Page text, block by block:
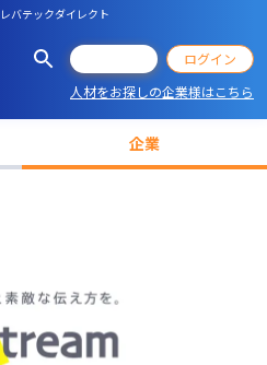
バテックダイレクト
ログイン
人材をお探しの企業様はこちら
企業